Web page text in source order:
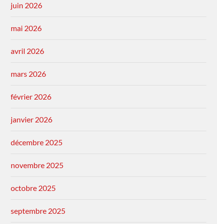
juin 2026
mai 2026
avril 2026
mars 2026
février 2026
janvier 2026
décembre 2025
novembre 2025
octobre 2025
septembre 2025